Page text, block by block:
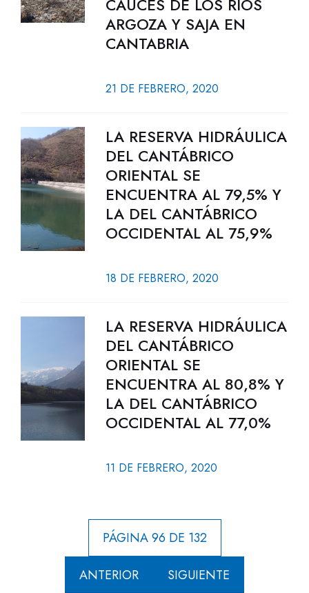
CAUCES DE LOS RÍOS
ARGOZA Y SAJA EN
CANTABRIA
21 DE FEBRERO, 2020
LA RESERVA HIDRÁULICA
DEL CANTÁBRICO
ORIENTAL SE
ENCUENTRA AL 79,5% Y
LA DEL CANTÁBRICO
OCCIDENTAL AL 75,9%
18 DE FEBRERO, 2020
LA RESERVA HIDRÁULICA
DEL CANTÁBRICO
ORIENTAL SE
ENCUENTRA AL 80,8% Y
LA DEL CANTÁBRICO
OCCIDENTAL AL 77,0%
11 DE FEBRERO, 2020
PÁGINA 96 DE 132
ANTERIOR SIGUIENTE